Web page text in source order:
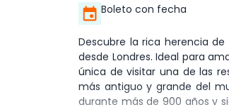
Boleto con fecha
Descubre la rica herencia
desde Londres. Ideal para
única de visitar una de las
más antiguo y grande del
durante más de 900 años y